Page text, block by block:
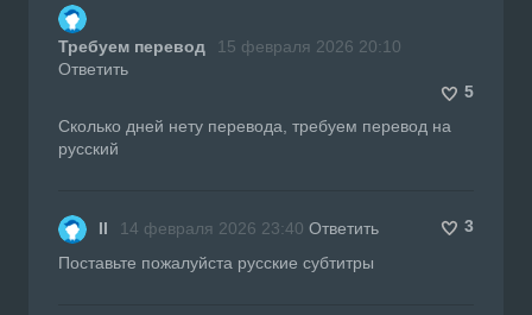
Требуем перевод
15 февраля 2026 20:10
Ответить
5
Сколько дней нету перевода, требуем перевод на
русский
II 14 февраля 2026 23:40 Ответить
3
Поставьте пожалуйста русские субтитры